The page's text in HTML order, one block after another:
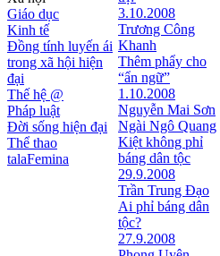
Giáo dục
Kinh tế
Đồng tính luyến ái
trong xã hội hiện
đại
Thế hệ @
Pháp luật
Đời sống hiện đại
Thể thao
talaFemina
3.10.2008
Trương Công
Khanh
Thêm phẩy cho
“ẩn ngữ”
1.10.2008
Nguyễn Mai Sơn
Ngài Ngô Quang
Kiệt không phỉ
báng dân tộc
29.9.2008
Trần Trung Đạo
Ai phỉ báng dân
tộc?
27.9.2008